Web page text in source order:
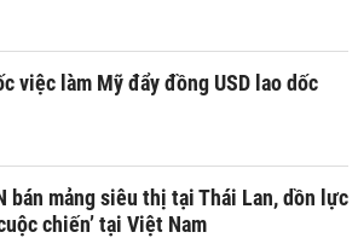
việc làm Mỹ đẩy đồng USD lao dốc
bán mảng siêu thị tại Thái Lan, dồn lực
chiến’ tại Việt Nam